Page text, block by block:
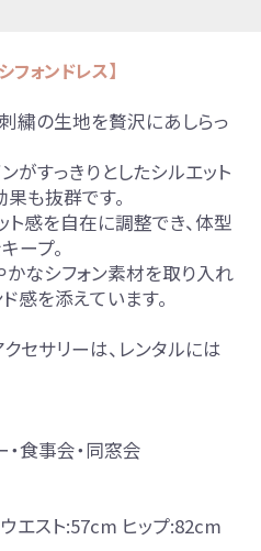
ォンドレス】
繍の生地を贅沢にあしらっ
がすっきりとしたシルエット
果も抜群です。
ト感を自在に調整でき、体型
ープ。
かなシフォン素材を取り入れ
感を添えています。
セサリーは、レンタルには
・食事会・同窓会
エスト:57cm ヒップ:82cm